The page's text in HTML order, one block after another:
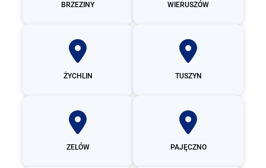
BRZEZINY WIERUSZÓW
ŻYCHLIN TUSZYN
ZELÓW PAJĘCZNO